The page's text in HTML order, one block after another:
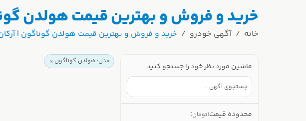
خرید و فروش و بهترین قیمت هولدن
خانه آگهی خودرو خرید و فروش و بهترین قیمت هولدن گوناگون |
ماشین مورد نظر خود را جستجو کنید
محدوده قیمت(تومان)
مدل: هولدن گوناگون